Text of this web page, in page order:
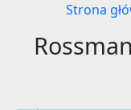
Strona